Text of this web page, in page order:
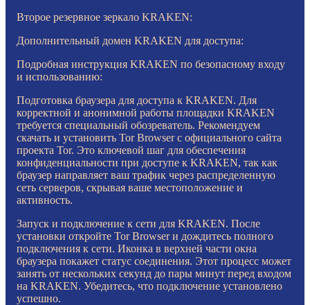
Второе резервное зеркало KRAKEN:
Дополнительный домен KRAKEN для доступа:
Подробная инструкция KRAKEN по безопасному входу
и использованию:
Подготовка браузера для доступа к KRAKEN. Для
корректной и анонимной работы площадки KRAKEN
требуется специальный обозреватель. Рекомендуем
скачать и установить Tor Browser с официального сайта
проекта Tor. Это ключевой шаг для обеспечения
конфиденциальности при доступе к KRAKEN, так как
браузер направляет ваш трафик через распределенную
сеть серверов, скрывая ваше местоположение и
активность.
Запуск и подключение к сети для KRAKEN. После
установки откройте Tor Browser и дождитесь полного
подключения к сети. Иконка в верхней части окна
браузера покажет статус соединения. Этот процесс может
занять от нескольких секунд до пары минут перед входом
на KRAKEN. Убедитесь, что подключение установлено
успешно.